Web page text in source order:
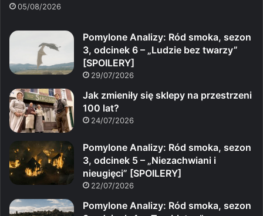
05/08/2026
Pomylone Analizy: Ród smoka, sezon
3, odcinek 6 – „Ludzie bez twarzy”
[SPOILERY]
29/07/2026
Jak zmieniły się sklepy na przestrzeni
100 lat?
24/07/2026
Pomylone Analizy: Ród smoka, sezon
3, odcinek 5 – „Niezachwiani i
nieugięci” [SPOILERY]
22/07/2026
Pomylone Analizy: Ród smoka, sezon